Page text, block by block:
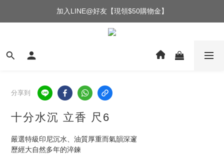
加入LINE@好友【現領$50購物金】
分享到
十分水沉 立香 尺6
嚴選特級印尼沉水、油質厚重而氣韻深邃
歷經大自然多年的淬鍊